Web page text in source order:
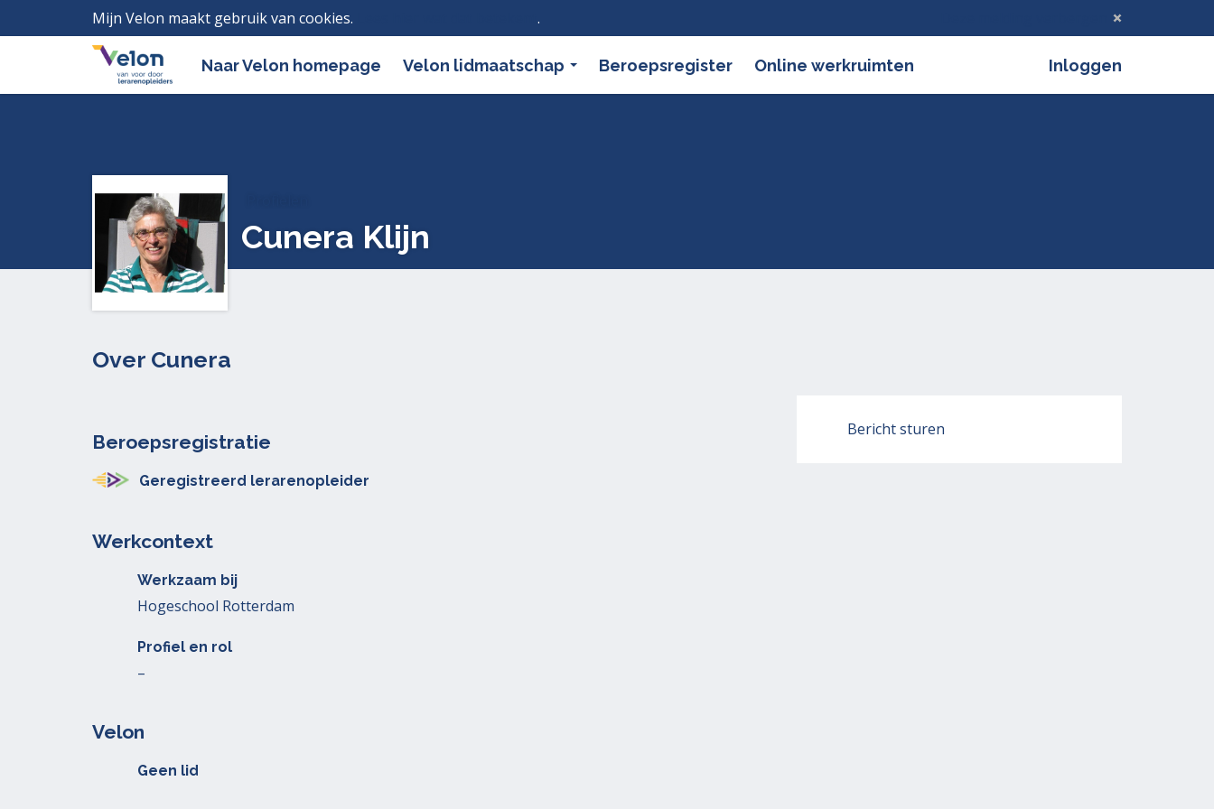
Mijn Velon maakt gebruik van cookies. .
Naar Velon homepage Velon lidmaatschap Beroepsregister Online werkruimten Inloggen
Cunera Klijn
Over Cunera
Beroepsregistratie
Geregistreerd lerarenopleider
Werkcontext
Werkzaam bij
Hogeschool Rotterdam
Profiel en rol
–
Velon
Geen lid
Bericht sturen